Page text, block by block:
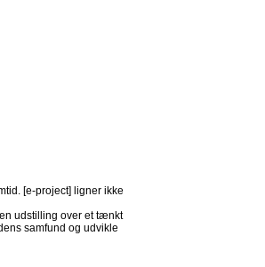
[e-project] ligner ikke
udstilling over et tænkt
samfund og udvikle